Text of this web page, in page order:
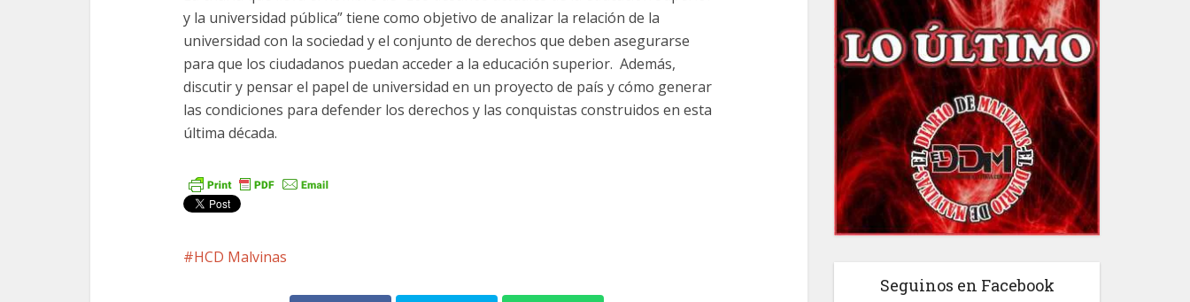
y la universidad pública” tiene como objetivo de analizar la relación de la
universidad con la sociedad y el conjunto de derechos que deben asegurarse
para que los ciudadanos puedan acceder a la educación superior. Además,
discutir y pensar el papel de universidad en un proyecto de país y cómo generar
las condiciones para defender los derechos y las conquistas construidos en esta
última década.
HCD Malvinas
Seguinos en Facebook